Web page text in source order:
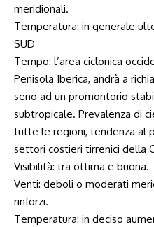
meridionali.
Temperatura: in generale
SUD
Tempo: l’area ciclonica
Penisola Iberica, andrà a
seno ad un promontorio
subtropicale. Prevalenza di
tutte le regioni, tendenza al
settori costieri tirrenici della
Visibilità: tra ottima e buona.
Venti: deboli o moderati
rinforzi.
Temperatura: in deciso